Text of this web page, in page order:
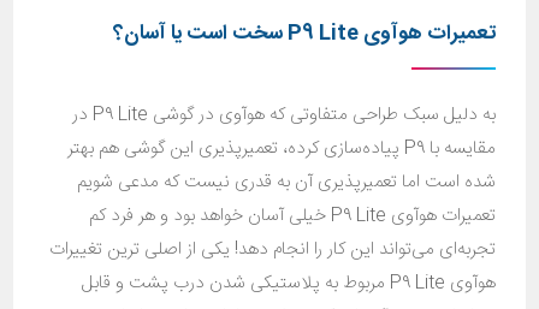
تعمیرات هوآویP9 Liteسخت است یا آسان؟
به دلیل سبک طراحی متفاوتی که هوآوی در گوشی P9 Lite در
مقایسه با P9 پیاده‌سازی کرده، تعمیرپذیری این گوشی هم بهتر
شده است اما تعمیرپذیری آن به قدری نیست که مدعی شویم
تعمیرات هوآوی P9 Lite خیلی آسان خواهد بود و هر فرد کم
تجربه‌ای می‌تواند این کار را انجام دهد! یکی از اصلی ترین تغییرات
هوآوی P9 Lite مربوط به پلاستیکی شدن درب پشت و قابل